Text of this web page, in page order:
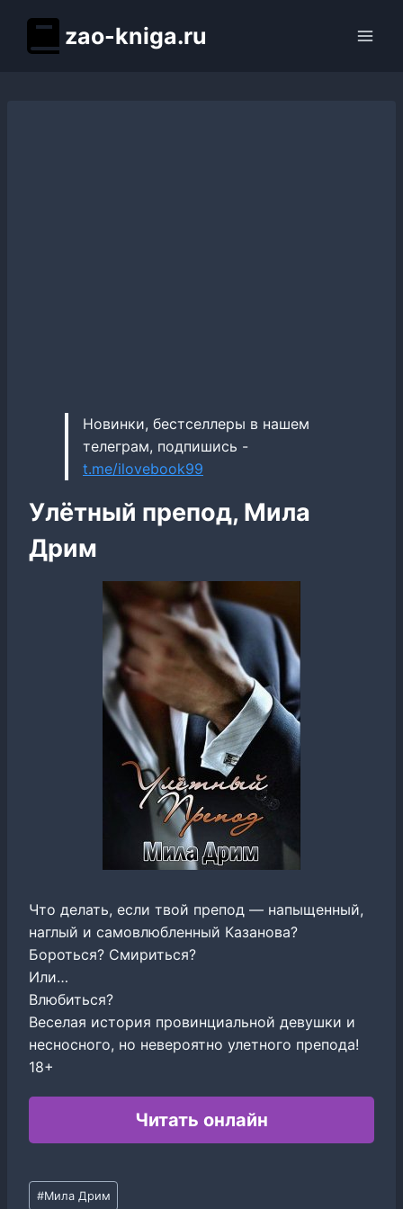
содержимому
zao-kniga.ru
Новинки, бестселлеры в нашем
телеграм, подпишись -
t.me/ilovebook99
Улётный препод, Мила
Дрим
Что делать, если твой препод — напыщенный,
наглый и самовлюбленный Казанова?
Бороться? Смириться?
Или…
Влюбиться?
Веселая история провинциальной девушки и
несносного, но невероятно улетного препода!
18+
Читать онлайн
Метки
#Мила Дрим